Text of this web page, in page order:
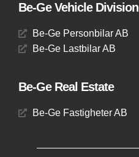
Be-Ge Vehicle Division
Be-Ge Personbilar AB
Be-Ge Lastbilar AB
Be-Ge Real Estate
Be-Ge Fastigheter AB